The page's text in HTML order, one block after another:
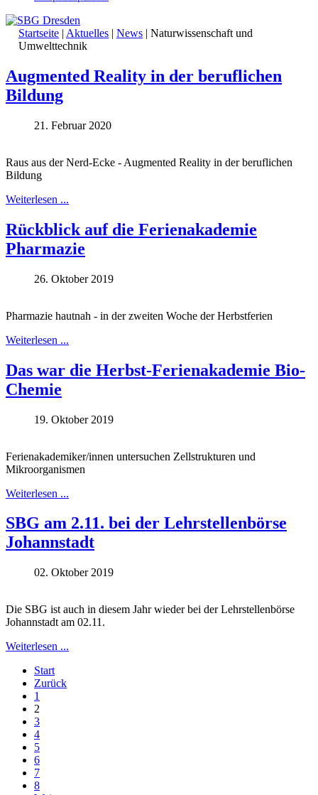
Startseite | Aktuelles | News | Naturwissenschaft und
Umwelttechnik
Augmented Reality in der beruflichen
Bildung
21. Februar 2020
Raus aus der Nerd-Ecke - Augmented Reality in der beruflichen
Bildung
Weiterlesen ...
Rückblick auf die Ferienakademie
Pharmazie
26. Oktober 2019
Pharmazie hautnah - in der zweiten Woche der Herbstferien
Weiterlesen ...
Das war die Herbst-Ferienakademie Bio-
Chemie
19. Oktober 2019
Ferienakademiker/innen untersuchen Zellstrukturen und
Mikroorganismen
Weiterlesen ...
SBG am 2.11. bei der Lehrstellenbörse
Johannstadt
02. Oktober 2019
Die SBG ist auch in diesem Jahr wieder bei der Lehrstellenbörse
Johannstadt am 02.11.
Weiterlesen ...
Start
Zurück
1
2
3
4
5
6
7
8